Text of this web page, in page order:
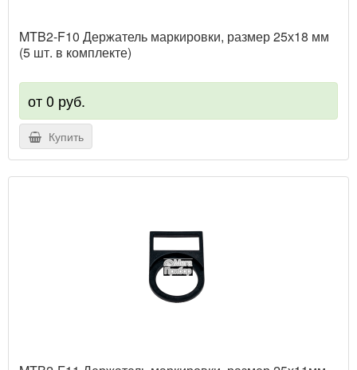
MTB2-F10 Держатель маркировки, размер 25х18 мм
(5 шт. в комплекте)
от 0 руб.
Купить